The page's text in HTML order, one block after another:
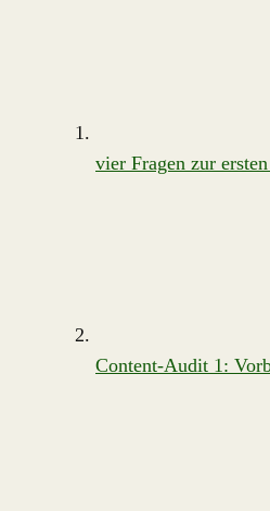
vier Fragen zur
Content-Audit 1: